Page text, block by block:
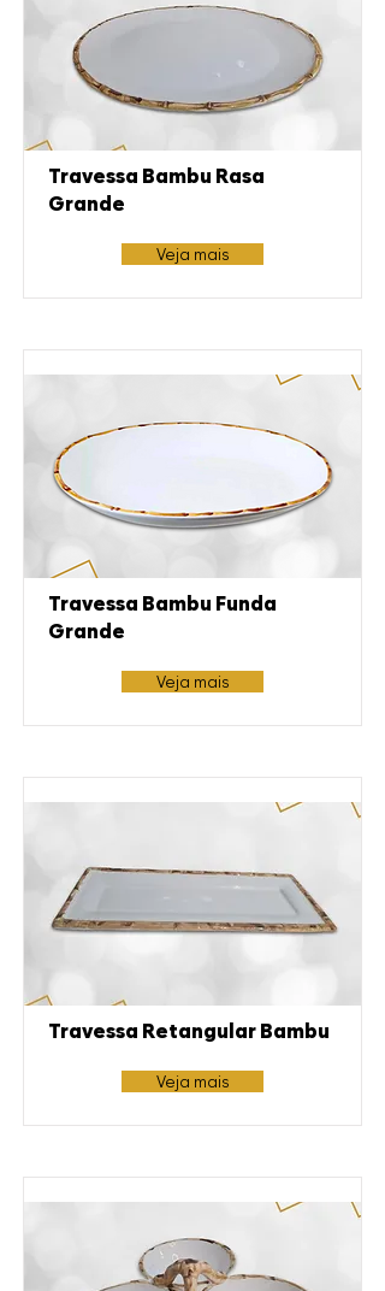
Travessa Bambu Rasa
Grande
Veja mais
Travessa Bambu Funda
Grande
Veja mais
Travessa Retangular Bambu
Veja mais